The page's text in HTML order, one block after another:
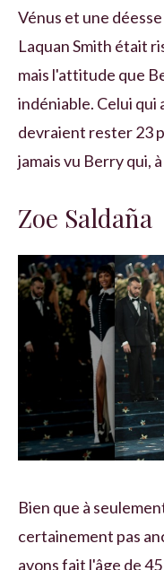
Vénus et une
Laquan Smith était
mais l'attitude que
indéniable. Celui qui
devraient rester 23
jamais vu Berry qui,
Zoe Saldaña
Bien que à
certainement pas
avons fait l'âge de